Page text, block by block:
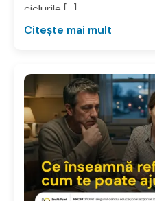
ciclurile […]
Citește mai mult